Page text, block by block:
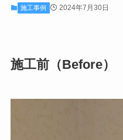
施工事例 2024年7月30日
施工前（Before）